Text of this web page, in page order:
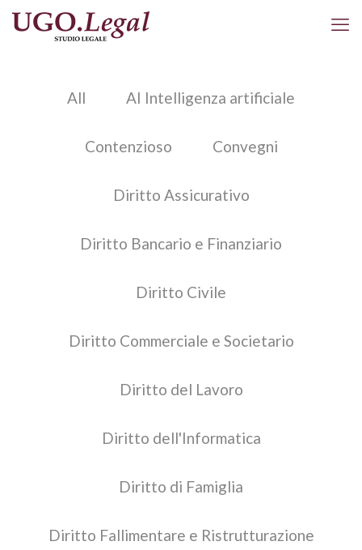
All AI Intelligenza artificiale
Contenzioso Convegni
Diritto Assicurativo
Diritto Bancario e Finanziario
Diritto Civile
Diritto Commerciale e Societario
Diritto del Lavoro
Diritto dell'Informatica
Diritto di Famiglia
Diritto Fallimentare e Ristrutturazione